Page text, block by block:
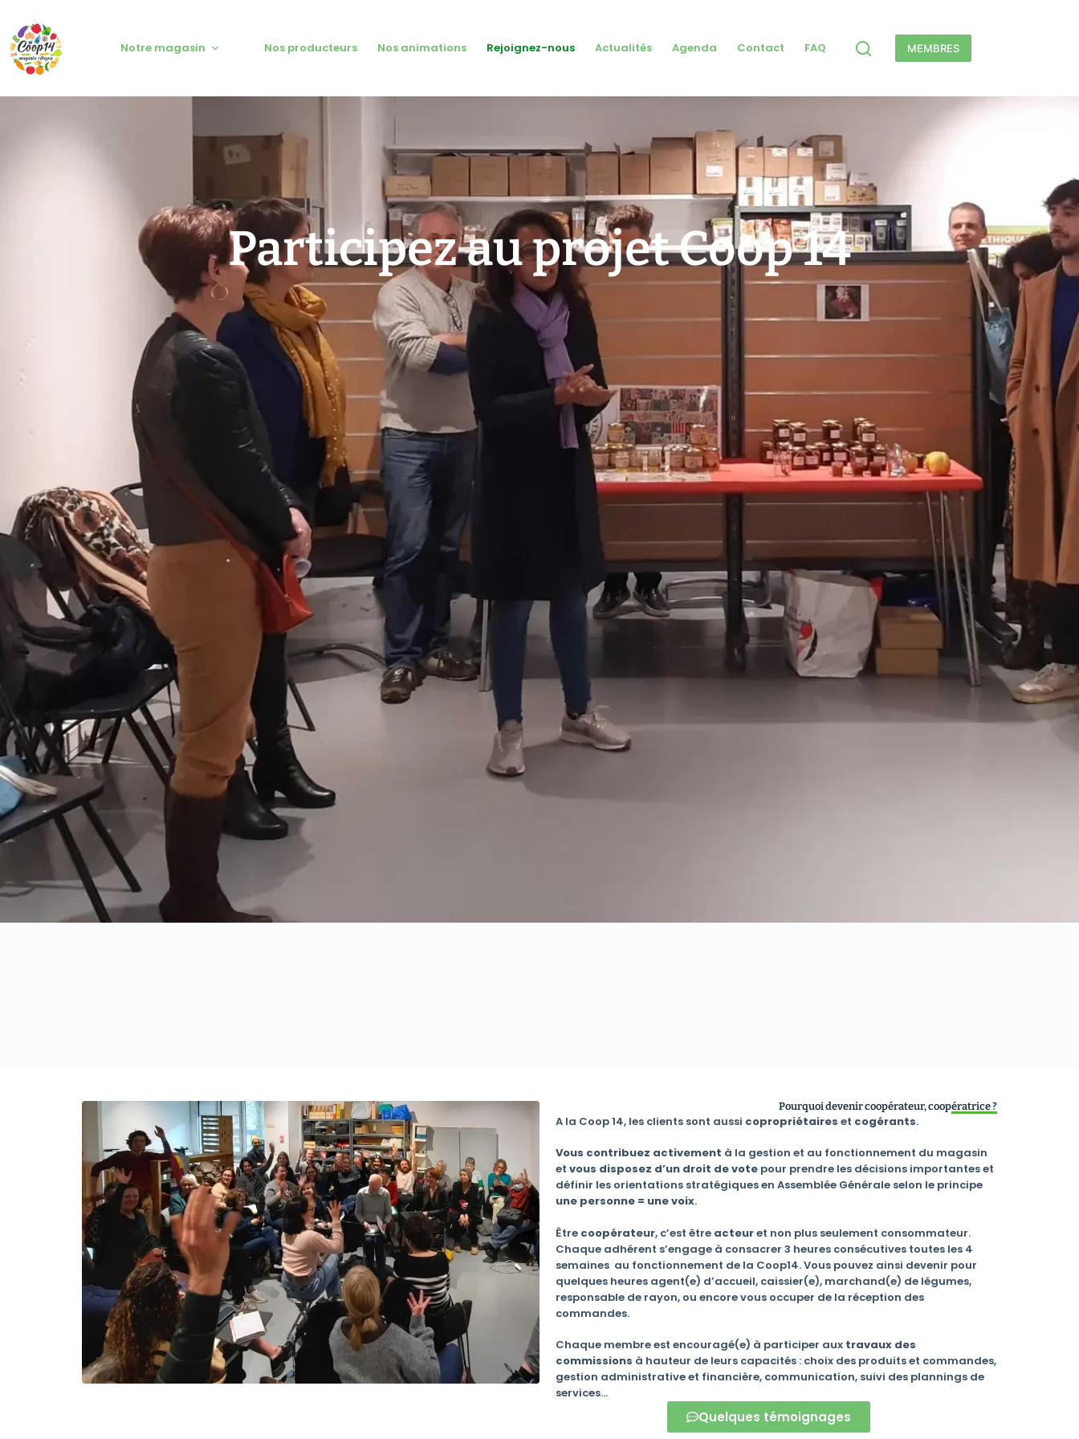
Notre magasin Nos producteurs Nos animations Rejoignez-nous Actualités Agenda Contact FAQ MEMBRES
Participez au projet Coop 14
Pourquoi devenir coopérateur, coopératrice ?
A la Coop 14, les clients sont aussi copropriétaires et cogérants.
Vous contribuez activement à la gestion et au fonctionnement du magasin
et vous disposez d’un droit de vote pour prendre les décisions importantes et
définir les orientations stratégiques en Assemblée Générale selon le principe
une personne = une voix.
Être coopérateur, c’est être acteuret non plus seulement consommateur.
Chaque adhérent s’engage à consacrer 3 heures consécutives toutes les 4
semaines au fonctionnement de la Coop14. Vous pouvez ainsi devenir pour
quelques heures agent(e) d’accueil, caissier(e), marchand(e) de légumes,
responsable de rayon, ou encore vous occuper de la réception des
commandes.
Chaque membre est encouragé(e) à participer aux travaux des
commissions à hauteur de leurs capacités : choix des produits et commandes,
gestion administrative et financière, communication, suivi des plannings de
services…
Quelques témoignages